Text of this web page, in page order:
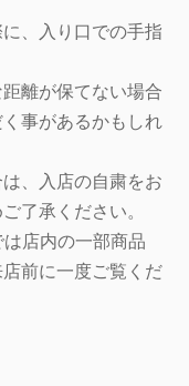
、入り口での手指
離が保てない場合
事があるかもしれ
、入店の自粛をお
了承ください。
は店内の一部商品
前に一度ご覧くだ